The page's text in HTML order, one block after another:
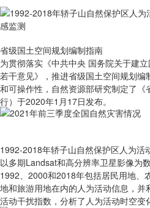
省级国土空间规划编制指南
为贯彻落实《中共中央 国务院关于建
若干意见》，推进省级国土空间规划
和可操作性，自然资源部研究制定了
行）于2020年1月17日发布。
1992-2018年轿子山自然保护区人为活
以多期Landsat和高分辨率卫星影像为
1992、2000和2018年包括居民用地、
地和旅游用地在内的人为活动信息，
活动干扰指数，分析了人为活动时空变